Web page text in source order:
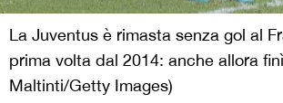
La Juventus è rimasta senza gol al
prima volta dal 2014: anche allora
Maltinti/Getty Images)